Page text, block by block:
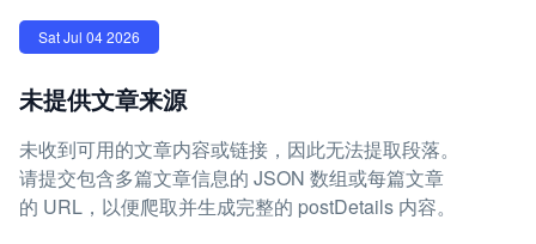
Sat Jul 04 2026
未提供文章来源
未收到可用的文章内容或链接，因此无法提取段落。
请提交包含多篇文章信息的 JSON 数组或每篇文章
的 URL，以便爬取并生成完整的 postDetails 内容。